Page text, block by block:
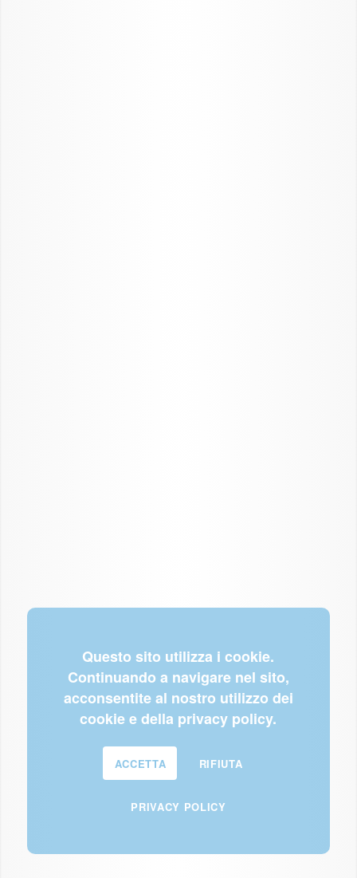
Questo sito utilizza i cookie.
Continuando a navigare nel sito,
acconsentite al nostro utilizzo dei
cookie e della privacy policy.
ACCETTA RIFIUTA
PRIVACY POLICY